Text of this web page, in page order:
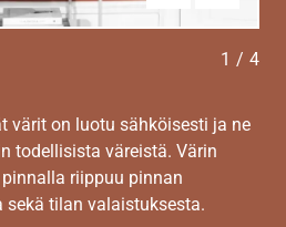
1 / 4
värit on luotu sähköisesti ja ne
todellisista väreistä. Värin
riippuu pinnan
tilan valaistuksesta.